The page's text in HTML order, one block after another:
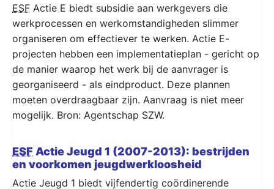
ESF Actie E biedt subsidie aan werkgevers die
werkprocessen en werkomstandigheden slimmer
organiseren om effectiever te werken. Actie E-
projecten hebben een implementatieplan - gericht op
de manier waarop het werk bij de aanvrager is
georganiseerd - als eindproduct. Deze plannen
moeten overdraagbaar zijn. Aanvraag is niet meer
mogelijk. Bron: Agentschap SZW.
ESF Actie Jeugd 1 (2007-2013): bestrijden
en voorkomen jeugdwerkloosheid
Actie Jeugd 1 biedt vijfendertig coördinerende